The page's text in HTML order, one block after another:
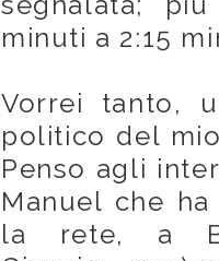
minuti a 2:15
Vorrei tanto,
politico del
Penso agli
Manuel che
la rete, a